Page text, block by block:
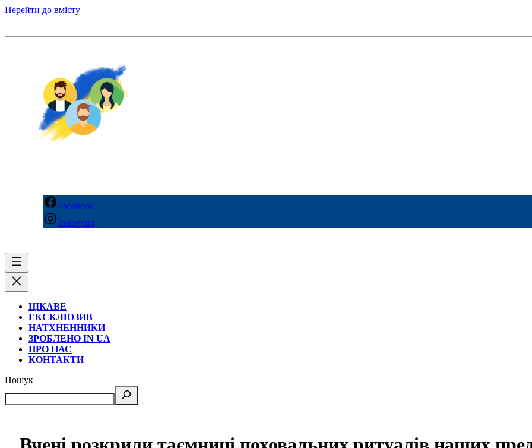
Перейти до вмісту
Facebook
Instagram
ЦІКАВЕ
ЕКСКЛЮЗИВ
НАТХНЕННИКИ
ЗРОБЛЕНО IN UA
ПРО НАС
КОНТАКТИ
Пошук